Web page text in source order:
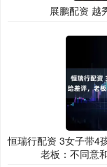
展鹏配资 越
恒瑞行配资 3女子带4
老板：不同意